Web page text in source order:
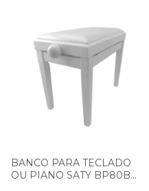
BANCO PARA TECLADO
OU PIANO SATY BP80B